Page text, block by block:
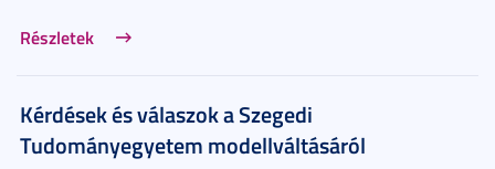
Részletek
Kérdések és válaszok a Szegedi
Tudományegyetem modellváltásáról